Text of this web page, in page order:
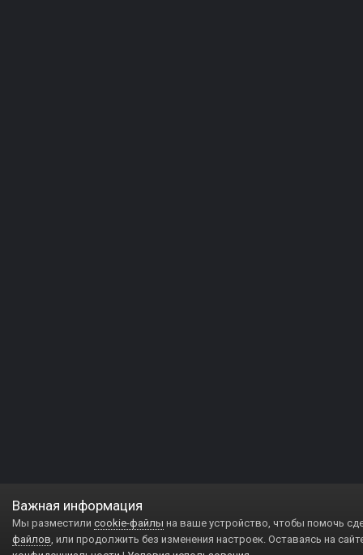
Важная информация
Мы разместили cookie-файлы на ваше устройство, чтобы помочь
файлов, или продолжить без изменения настроек. Оставаясь на